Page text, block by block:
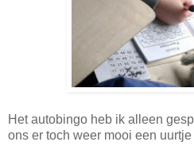
Het autobingo heb ik alleen
ons er toch weer mooi een